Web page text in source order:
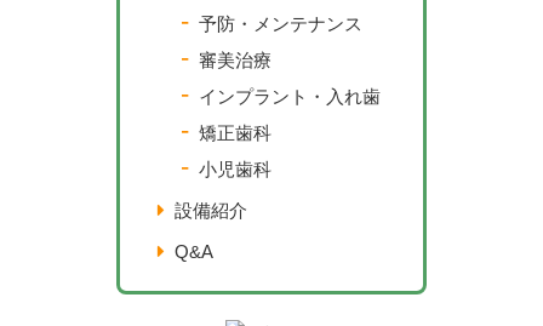
予防・メンテナンス
審美治療
インプラント・入れ歯
矯正歯科
小児歯科
設備紹介
Q&A